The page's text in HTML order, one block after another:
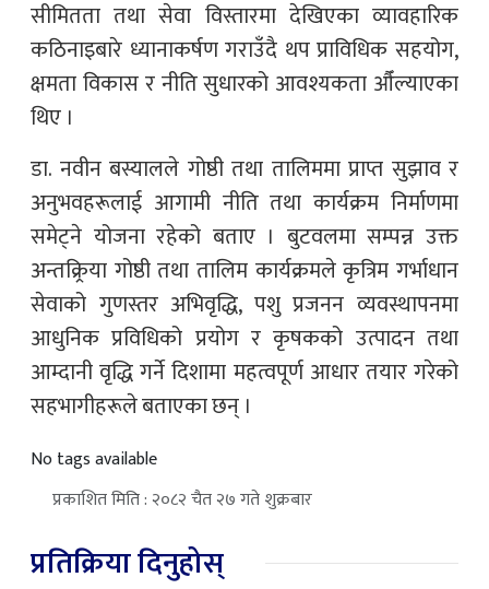
सीमितता तथा सेवा विस्तारमा देखिएका व्यावहारिक
कठिनाइबारे ध्यानाकर्षण गराउँदै थप प्राविधिक सहयोग,
क्षमता विकास र नीति सुधारको आवश्यकता औँल्याएका
थिए ।
डा. नवीन बस्यालले गोष्ठी तथा तालिममा प्राप्त सुझाव र
अनुभवहरूलाई आगामी नीति तथा कार्यक्रम निर्माणमा
समेट्ने योजना रहेको बताए । बुटवलमा सम्पन्न उक्त
अन्तक्र्रिया गोष्ठी तथा तालिम कार्यक्रमले कृत्रिम गर्भाधान
सेवाको गुणस्तर अभिवृद्धि, पशु प्रजनन व्यवस्थापनमा
आधुनिक प्रविधिको प्रयोग र कृषकको उत्पादन तथा
आम्दानी वृद्धि गर्ने दिशामा महत्वपूर्ण आधार तयार गरेको
सहभागीहरूले बताएका छन् ।
No tags available
प्रकाशित मिति : २०८२ चैत २७ गते शुक्रबार
प्रतिक्रिया दिनुहोस्